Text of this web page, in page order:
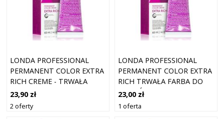
LONDA PROFESSIONAL
PERMANENT COLOR EXTRA
RICH CREME - TRWAŁA
KREMOWA KOLORYZACJA
DO WŁOSÓW 0/66
23,90 zł
2 oferty
LONDA PROFESSIONAL
PERMANENT COLOR EXTRA
RICH TRWAŁA FARBA DO
WŁOSÓW 8/41 60 ML
23,00 zł
1 oferta